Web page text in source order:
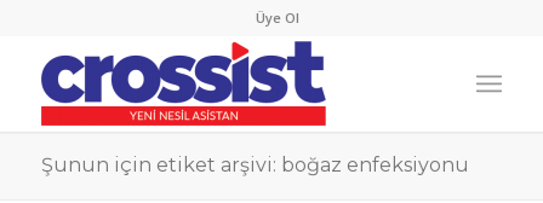
Üye Ol
Şunun için etiket arşivi: boğaz enfeksiyonu